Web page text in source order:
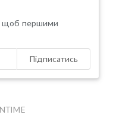
щоб першими
Підписатись